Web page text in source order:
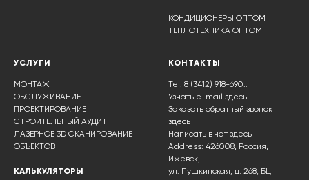
КОНДИЦИОНЕРЫ ОПТОМ
ТЕПЛОТЕХНИКА ОПТОМ
УСЛУГИ
МОНТАЖ
ОБСЛУЖИВАНИЕ
ПРОЕКТИРОВАНИЕ
СТРОИТЕЛЬНЫЙ АУДИТ
ЛАЗЕРНОЕ 3D СКАНИРОВАНИЕ
ОБЪЕКТОВ
КАЛЬКУЛЯТОРЫ
КОНТАКТЫ
Tel: 8 (3412) 918-690..
Узнать e-mail здесь
Заказать обратный звонок
здесь
Написать в чат здесь
Address: 426008, Россия,
Ижевск,
ул. Пушкинская, д. 268, БЦ